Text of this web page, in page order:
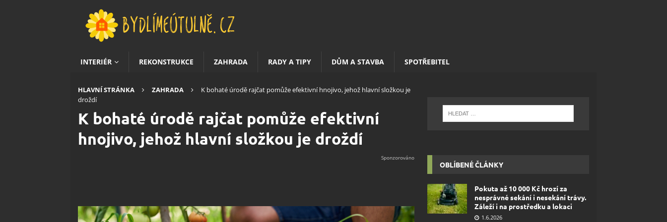
INTERIÉR REKONSTRUKCE ZAHRADA RADY A TIPY DŮM A STAVBA SPOTŘEBITEL
HLAVNÍ STRÁNKA ZAHRADA
K bohaté úrodě rajčat pomůže efektivní hnojivo, jehož hlavní složkou je
droždí
K bohaté úrodě rajčat pomůže efektivní
hnojivo, jehož hlavní složkou je droždí
OBLÍBENÉ ČLÁNKY
Pokuta až 10 000 Kč hrozí za
nesprávné sekání i nesekání trávy.
Záleží i na prostředku a lokaci
1.6.2026